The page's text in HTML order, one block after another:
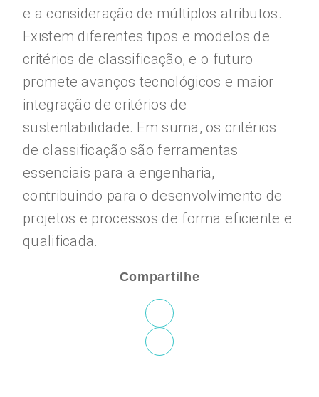
e a consideração de múltiplos atributos.
Existem diferentes tipos e modelos de
critérios de classificação, e o futuro
promete avanços tecnológicos e maior
integração de critérios de
sustentabilidade. Em suma, os critérios
de classificação são ferramentas
essenciais para a engenharia,
contribuindo para o desenvolvimento de
projetos e processos de forma eficiente e
qualificada.
Compartilhe